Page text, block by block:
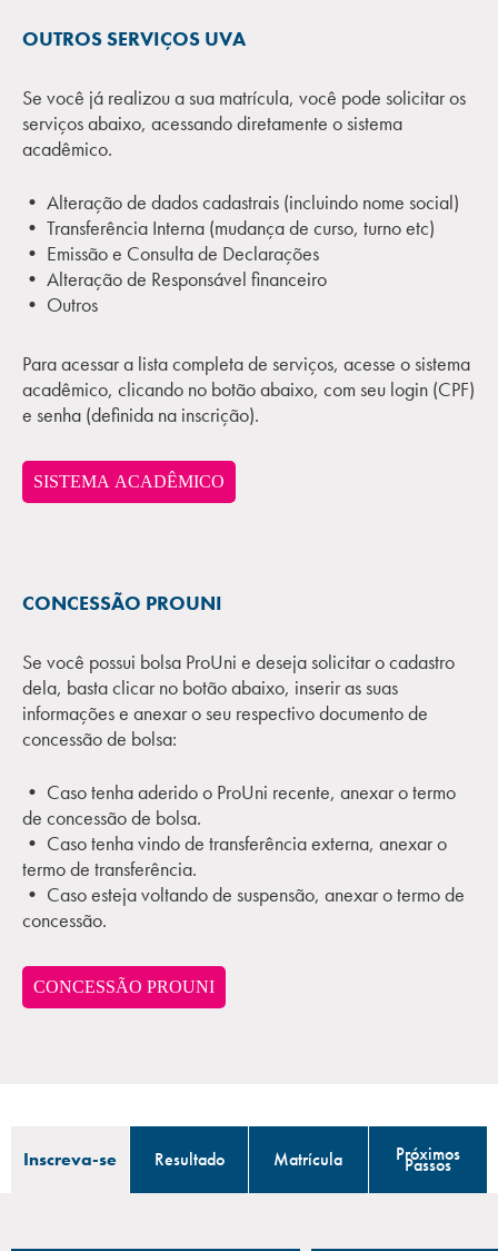
OUTROS SERVIÇOS UVA
Se você já realizou a sua matrícula, você pode solicitar os
serviços abaixo, acessando diretamente o sistema
acadêmico.
• Alteração de dados cadastrais (incluindo nome social)
• Transferência Interna (mudança de curso, turno etc)
• Emissão e Consulta de Declarações
• Alteração de Responsável financeiro
• Outros
Para acessar a lista completa de serviços, acesse o sistema
acadêmico, clicando no botão abaixo, com seu login (CPF)
e senha (definida na inscrição).
SISTEMA ACADÊMICO
CONCESSÃO PROUNI
Se você possui bolsa ProUni e deseja solicitar o cadastro
dela, basta clicar no botão abaixo, inserir as suas
informações e anexar o seu respectivo documento de
concessão de bolsa:
• Caso tenha aderido o ProUni recente, anexar o termo
de concessão de bolsa.
• Caso tenha vindo de transferência externa, anexar o
termo de transferência.
• Caso esteja voltando de suspensão, anexar o termo de
concessão.
CONCESSÃO PROUNI
Inscreva-se Resultado Matrícula Próximos
Passos